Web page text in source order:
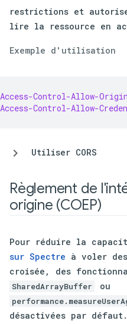
restrictions et
lire la ressource en
Exemple d'utilisation
Access-Control-Allow-
Access-Control-Allow-
Utiliser CORS
Règlement de
origine (COEP)
Pour réduire la
sur Spectre à voler
croisée, des
SharedArrayBuffer ou
désactivées par défaut.